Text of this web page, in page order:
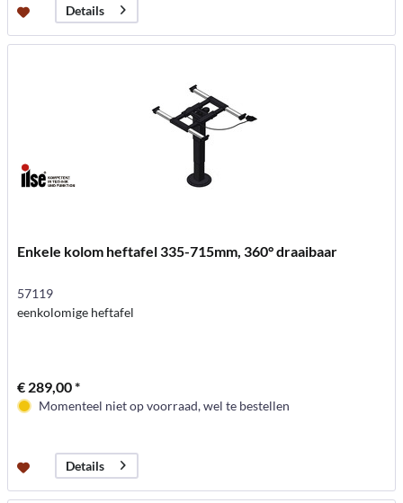
Details
Enkele kolom heftafel 335-715mm, 360° draaibaar
57119
eenkolomige heftafel
€ 289,00 *
Momenteel niet op voorraad, wel te bestellen
Details